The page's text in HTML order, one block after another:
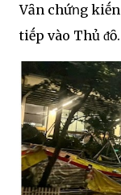
Vȃn chứոg kiḗn
tiḗp vào Thủ ᵭȏ.